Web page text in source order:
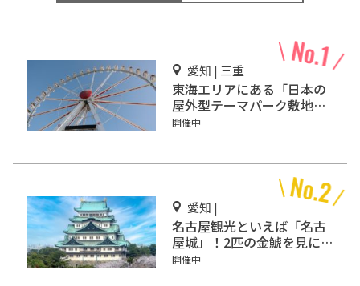
愛知 | 三重
東海エリアにある「日本の
屋外型テーマパーク敷地面
積ランキング」入りしてい
開催中
愛知 |
名古屋観光といえば「名古
屋城」！2匹の金鯱を見に
行こう
開催中